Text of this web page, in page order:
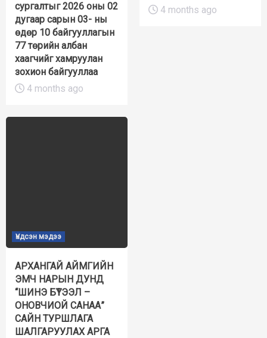
сургалтыг 2026 оны 02
дугаар сарын 03- ны
өдөр 10 байгууллагын
77 төрийн албан
хаагчийг хамруулан
зохион байгууллаа
4 months ago
4 months ago
Үндсэн мэдээ
АРХАНГАЙ АЙМГИЙН
ЭМЧ НАРЫН ДУНД
“ШИНЭ БҮТЭЭЛ –
ОНОВЧИОЙ САНАА”
САЙН ТУРШЛАГА
ШАЛГАРУУЛАХ АРГА